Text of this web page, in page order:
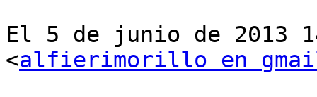
El 5 de junio de
<alfierimorillo en